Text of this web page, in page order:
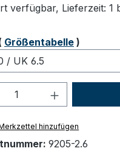
verfügbar, Lieferzeit: 1
Größentabelle )
Anzahl: Gib
hinzufügen
9205-2.6